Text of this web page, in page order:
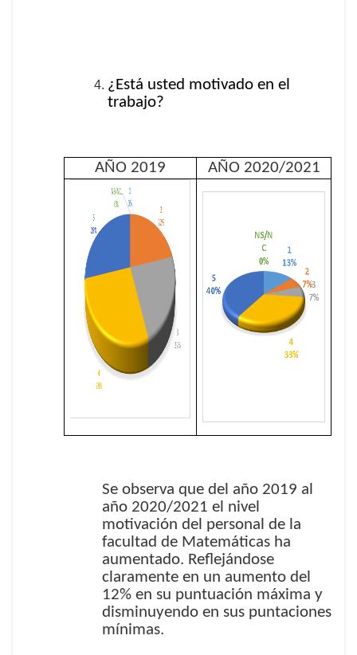
¿Está usted motivado en el
trabajo?
AÑO 2019 AÑO 2020/2021
Se observa que del año 2019 al
año 2020/2021 el nivel
motivación del personal de la
facultad de Matemáticas ha
aumentado. Reflejándose
claramente en un aumento del
12% en su puntuación máxima y
disminuyendo en sus puntaciones
mínimas.